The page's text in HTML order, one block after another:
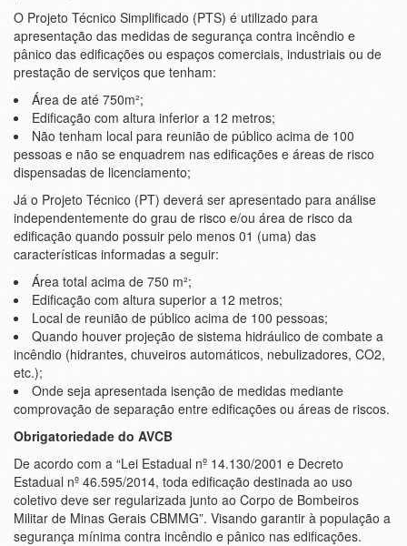
O Projeto Técnico Simplificado (PTS) é utilizado para
apresentação das medidas de segurança contra incêndio e
pânico das edificações ou espaços comerciais, industriais ou de
prestação de serviços que tenham:
Área de até 750m²;
Edificação com altura inferior a 12 metros;
Não tenham local para reunião de público acima de 100
pessoas e não se enquadrem nas edificações e áreas de risco
dispensadas de licenciamento;
Já o Projeto Técnico (PT) deverá ser apresentado para análise
independentemente do grau de risco e/ou área de risco da
edificação quando possuir pelo menos 01 (uma) das
características informadas a seguir:
Área total acima de 750 m²;
Edificação com altura superior a 12 metros;
Local de reunião de público acima de 100 pessoas;
Quando houver projeção de sistema hidráulico de combate a
incêndio (hidrantes, chuveiros automáticos, nebulizadores, CO2,
etc.);
Onde seja apresentada isenção de medidas mediante
comprovação de separação entre edificações ou áreas de riscos.
Obrigatoriedade do AVCB
De acordo com a “Lei Estadual nº 14.130/2001 e Decreto
Estadual nº 46.595/2014, toda edificação destinada ao uso
coletivo deve ser regularizada junto ao Corpo de Bombeiros
Militar de Minas Gerais CBMMG”. Visando garantir à população a
segurança mínima contra incêndio e pânico nas edificações.